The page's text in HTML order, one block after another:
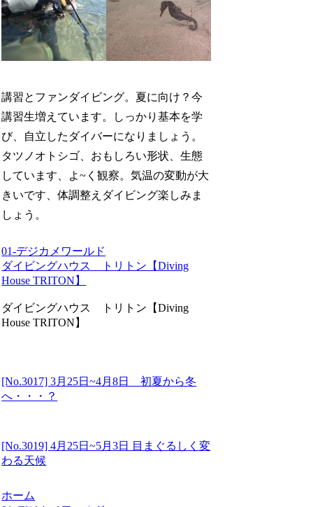
講習とファンダイビング。夏に向け？今
講習生増えています。しっかり基本を学
び、自立したダイバーになりましょう。
タツノオトシゴ、おもしろい形状、生態
しています、よ~く観察。気温の変動が大
きいです、体調整えダイビング楽しみま
しょう。
01-デジカメワールド
ダイビングハウス トリトン【Diving
House TRITON】
ダイビングハウス トリトン【Diving
House TRITON】
[No.3017] 3月25日~4月8日 初夏から冬
へ・・・？
[No.3019] 4月25日~5月3日 目まぐるしく変
わる天候
ホーム